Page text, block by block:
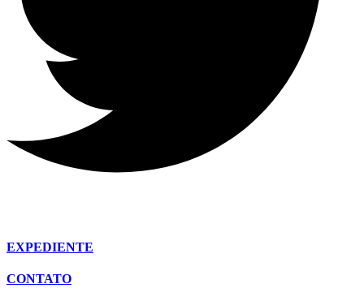
EXPEDIENTE
CONTATO